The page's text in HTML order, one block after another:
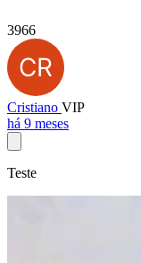
3966
Cristiano VIP
há 9 meses
Teste